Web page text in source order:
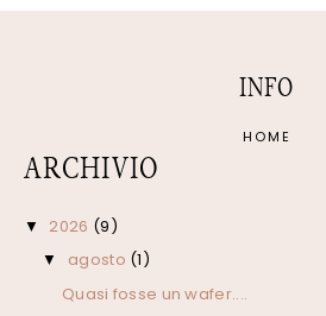
INFO
HOME
ARCHIVIO
▼ 2026 (9)
▼ agosto (1)
Quasi fosse un wafer....